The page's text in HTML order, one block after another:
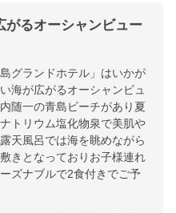
がるオーシャンビュー
グランドホテル」はいかが
海が広がるオーシャンビュ
随一の青島ビーチがあり夏
トリウム塩化物泉で美肌や
天風呂では海を眺めながら
きとなっておりお子様連れ
ズナブルで2食付きでご予